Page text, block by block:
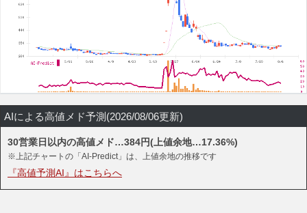
AIによる高値メド予測(2026/08/06更新)
30営業日以内の高値メド…384円(上値余地…17.36%)
※上記チャートの「AI-Predict」は、上値余地の推移です
『高値予測AI』はこちらへ